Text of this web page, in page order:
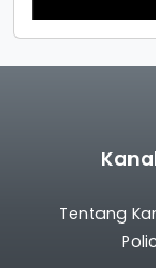
Tentang